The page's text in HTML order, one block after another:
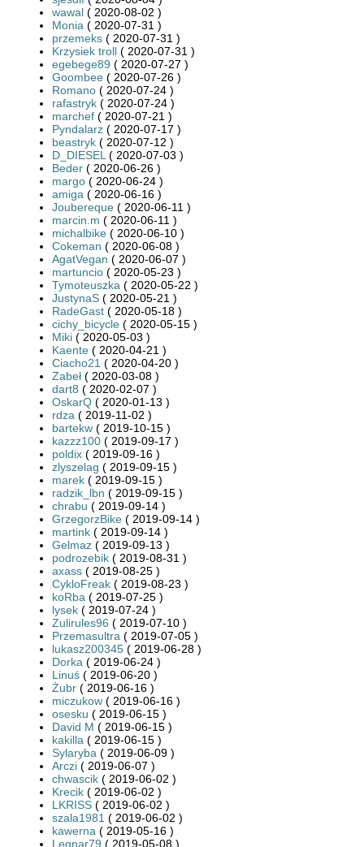
wawal ( 2020-08-02 )
Monia ( 2020-07-31 )
przemeks ( 2020-07-31 )
Krzysiek troll ( 2020-07-31 )
egebege89 ( 2020-07-27 )
Goombee ( 2020-07-26 )
Romano ( 2020-07-24 )
rafastryk ( 2020-07-24 )
marchef ( 2020-07-21 )
Pyndalarz ( 2020-07-17 )
beastryk ( 2020-07-12 )
D_DIESEL ( 2020-07-03 )
Beder ( 2020-06-26 )
margo ( 2020-06-24 )
amiga ( 2020-06-16 )
Joubereque ( 2020-06-11 )
marcin.m ( 2020-06-11 )
michalbike ( 2020-06-10 )
Cokeman ( 2020-06-08 )
AgatVegan ( 2020-06-07 )
martuncio ( 2020-05-23 )
Tymoteuszka ( 2020-05-22 )
JustynaS ( 2020-05-21 )
RadeGast ( 2020-05-18 )
cichy_bicycle ( 2020-05-15 )
Miki ( 2020-05-03 )
Kaente ( 2020-04-21 )
Ciacho21 ( 2020-04-20 )
Zabeł ( 2020-03-08 )
dart8 ( 2020-02-07 )
OskarQ ( 2020-01-13 )
rdza ( 2019-11-02 )
bartekw ( 2019-10-15 )
kazzz100 ( 2019-09-17 )
poldix ( 2019-09-16 )
zlyszelag ( 2019-09-15 )
marek ( 2019-09-15 )
radzik_lbn ( 2019-09-15 )
chrabu ( 2019-09-14 )
GrzegorzBike ( 2019-09-14 )
martink ( 2019-09-14 )
Gelmaz ( 2019-09-13 )
podrozebik ( 2019-08-31 )
axass ( 2019-08-25 )
CykloFreak ( 2019-08-23 )
koRba ( 2019-07-25 )
lysek ( 2019-07-24 )
Zulirules96 ( 2019-07-10 )
Przemasultra ( 2019-07-05 )
lukasz200345 ( 2019-06-28 )
Dorka ( 2019-06-24 )
Linuś ( 2019-06-20 )
Żubr ( 2019-06-16 )
miczukow ( 2019-06-16 )
osesku ( 2019-06-15 )
David M ( 2019-06-15 )
kakilla ( 2019-06-15 )
Sylaryba ( 2019-06-09 )
Arczi ( 2019-06-07 )
chwascik ( 2019-06-02 )
Krecik ( 2019-06-02 )
LKRISS ( 2019-06-02 )
szala1981 ( 2019-06-02 )
kawerna ( 2019-05-16 )
Legnar79 ( 2019-05-08 )